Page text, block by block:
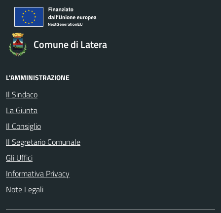
Comune di Latera
L'AMMINISTRAZIONE
Il Sindaco
La Giunta
Il Consiglio
Il Segretario Comunale
Gli Uffici
Informativa Privacy
Note Legali